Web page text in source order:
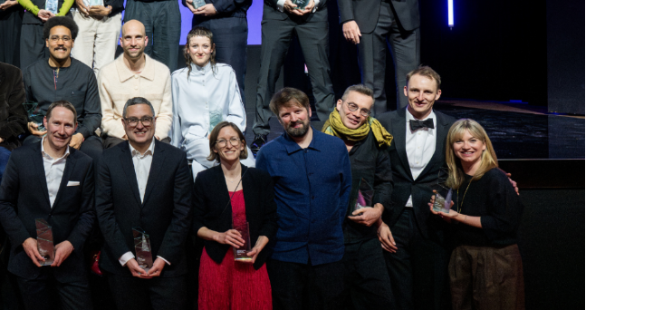
Aktuell
Magazin
Filmtage
Über
Team
Stellen
Kontakt
Unterstützen
Nachhaltigkeit